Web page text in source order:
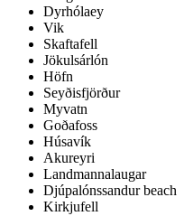
Dyrhólaey
Vik
Skaftafell
Jökulsárlón
Höfn
Seyðisfjörður
Myvatn
Goðafoss
Húsavík
Akureyri
Landmannalaugar
Djúpalónssandur beach
Kirkjufell